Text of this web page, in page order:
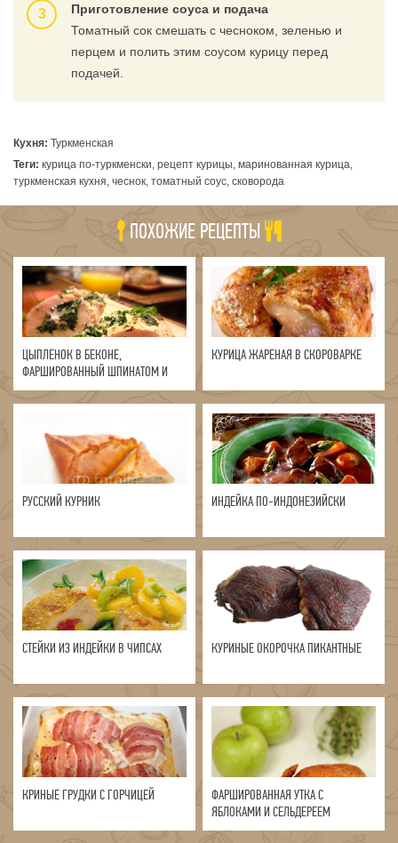
Приготовление соуса и подача
Томатный сок смешать с чесноком, зеленью и
перцем и полить этим соусом курицу перед
подачей.
Кухня: Туркменская
Теги: курица по-туркменски, рецепт курицы, маринованная курица,
туркменская кухня, чеснок, томатный соус, сковорода
ПОХОЖИЕ РЕЦЕПТЫ
ЦЫПЛЕНОК В БЕКОНЕ,
ФАРШИРОВАННЫЙ ШПИНАТОМ И
СЫРОМ
КУРИЦА ЖАРЕНАЯ В СКОРОВАРКЕ
РУССКИЙ КУРНИК ИНДЕЙКА ПО-ИНДОНЕЗИЙСКИ
СТЕЙКИ ИЗ ИНДЕЙКИ В ЧИПСАХ КУРИНЫЕ ОКОРОЧКА ПИКАНТНЫЕ
КРИНЫЕ ГРУДКИ С ГОРЧИЦЕЙ
ФАРШИРОВАННАЯ УТКА С
ЯБЛОКАМИ И СЕЛЬДЕРЕЕМ